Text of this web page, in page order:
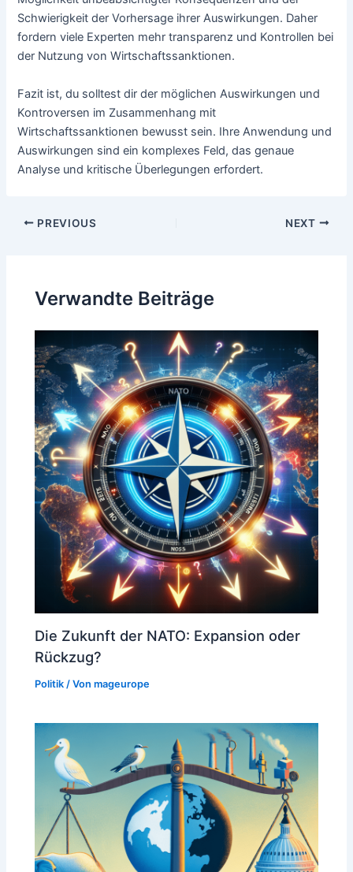
Schwierigkeit der Vorhersage ihrer Auswirkungen. Daher
fordern viele Experten mehr transparenz und Kontrollen bei
der Nutzung von Wirtschaftssanktionen.
Fazit ist, du solltest dir der möglichen Auswirkungen und
Kontroversen im Zusammenhang mit
Wirtschaftssanktionen bewusst sein. Ihre Anwendung und
Auswirkungen sind ein komplexes Feld, das genaue
Analyse und kritische Überlegungen erfordert.
Post
PREVIOUS NEXT
Verwandte Beiträge
Die Zukunft der NATO: Expansion oder
Rückzug?
Politik / Vonmageurope